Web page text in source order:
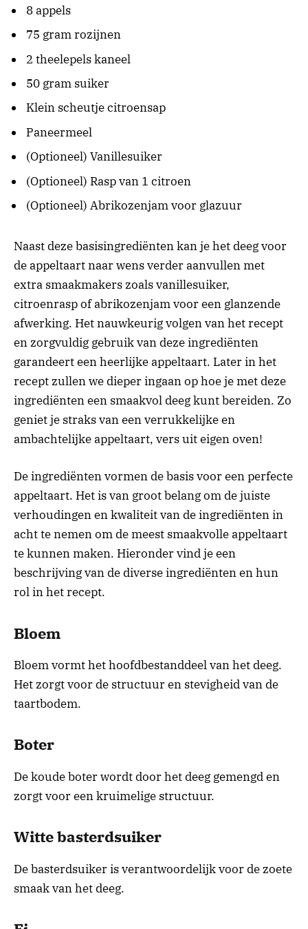
8 appels
75 gram rozijnen
2 theelepels kaneel
50 gram suiker
Klein scheutje citroensap
Paneermeel
(Optioneel) Vanillesuiker
(Optioneel) Rasp van 1 citroen
(Optioneel) Abrikozenjam voor glazuur
Naast deze basisingrediënten kan je het deeg voor
de appeltaart naar wens verder aanvullen met
extra smaakmakers zoals vanillesuiker,
citroenrasp of abrikozenjam voor een glanzende
afwerking. Het nauwkeurig volgen van het recept
en zorgvuldig gebruik van deze ingrediënten
garandeert een heerlijke appeltaart. Later in het
recept zullen we dieper ingaan op hoe je met deze
ingrediënten een smaakvol deeg kunt bereiden. Zo
geniet je straks van een verrukkelijke en
ambachtelijke appeltaart, vers uit eigen oven!
De ingrediënten vormen de basis voor een perfecte
appeltaart. Het is van groot belang om de juiste
verhoudingen en kwaliteit van de ingrediënten in
acht te nemen om de meest smaakvolle appeltaart
te kunnen maken. Hieronder vind je een
beschrijving van de diverse ingrediënten en hun
rol in het recept.
Bloem
Bloem vormt het hoofdbestanddeel van het deeg.
Het zorgt voor de structuur en stevigheid van de
taartbodem.
Boter
De koude boter wordt door het deeg gemengd en
zorgt voor een kruimelige structuur.
Witte basterdsuiker
De basterdsuiker is verantwoordelijk voor de zoete
smaak van het deeg.